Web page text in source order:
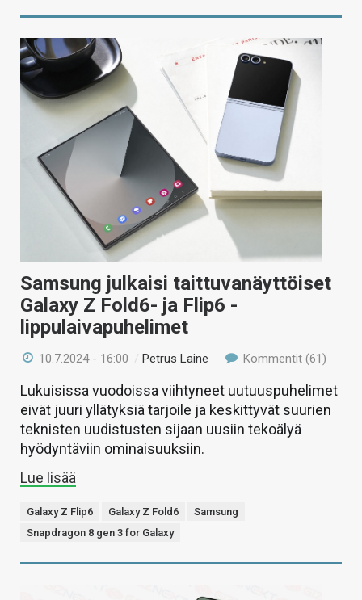
Samsung julkaisi taittuvanäyttöiset
Galaxy Z Fold6- ja Flip6 -
lippulaivapuhelimet
10.7.2024 - 16:00 /Petrus Laine Kommentit (61)
Lukuisissa vuodoissa viihtyneet uutuuspuhelimet
eivät juuri yllätyksiä tarjoile ja keskittyvät suurien
teknisten uudistusten sijaan uusiin tekoälyä
hyödyntäviin ominaisuuksiin.
Lue lisää
Galaxy Z Flip6 Galaxy Z Fold6
Samsung
Snapdragon 8 gen 3 for Galaxy